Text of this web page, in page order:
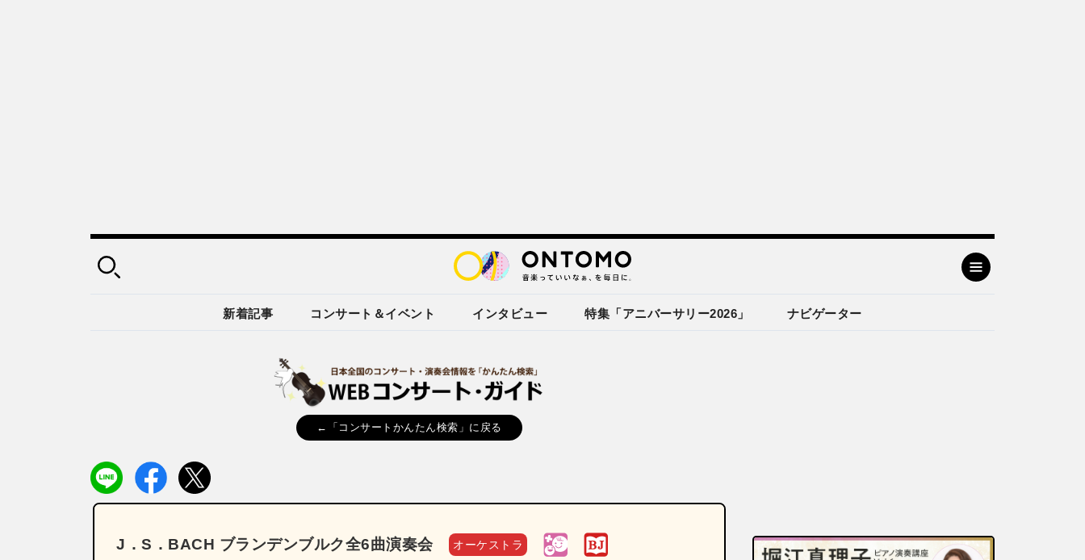
新着記事 コンサート＆イベント インタビュー 特集「アニバーサリー2026」 ナビゲーター
←「コンサートかんたん検索」に戻る
J．S．BACH ブランデンブルク全6曲演奏会 オーケストラ